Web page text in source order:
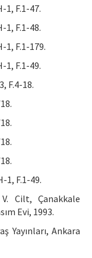
1, F.1-47.
1, F.1-48.
1, F.1-179.
1, F.1-49.
F.4-18.
1, F.1-49.
Cilt, Çanakkale
Evi, 1993.
Yayınları, Ankara